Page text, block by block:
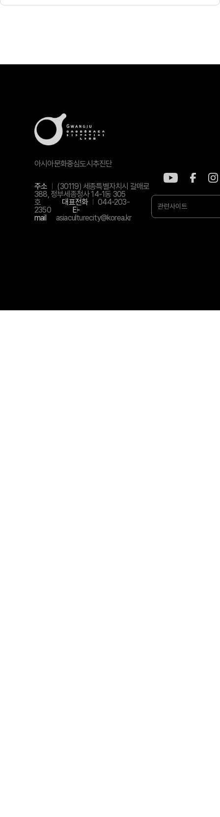
아시아문화중심도시추진단
주소
(30119) 세종특별자치시 갈매로
388, 정부세종청사 14-1동 305
호
대표전화
044-203-
2350
E-
mail
asiaculturecity@korea.kr
관련사이트